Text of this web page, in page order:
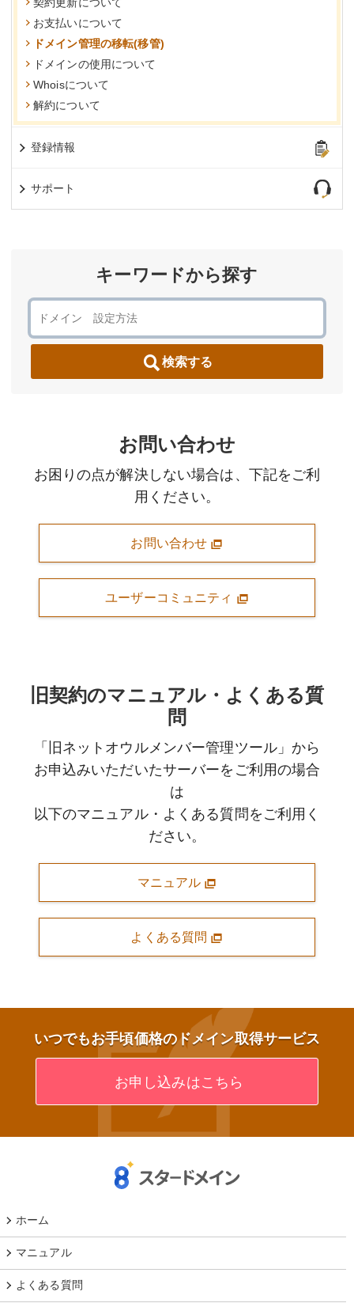
お支払いについて
ドメイン管理の移転(移管)
ドメインの使用について
Whoisについて
解約について
登録情報
サポート
キーワードから探す
検索する
お問い合わせ
お困りの点が解決しない場合は、下記をご利
用ください。
お問い合わせ
ユーザーコミュニティ
旧契約のマニュアル・よくある質
問
「旧ネットオウルメンバー管理ツール」から
お申込みいただいたサーバーをご利用の場合
は
以下のマニュアル・よくある質問をご利用く
ださい。
マニュアル
よくある質問
いつでもお手頃価格のドメイン取得サービス
お申し込みはこちら
ホーム
マニュアル
よくある質問